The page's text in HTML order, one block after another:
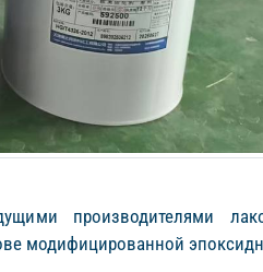
производителями
модифицированной